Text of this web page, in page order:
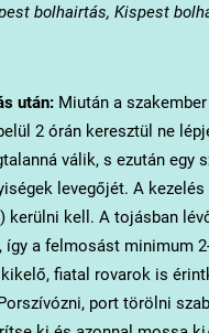
bolhairtás, Kispest
után:Miután a szakember
2 órán keresztül ne
válik, s ezután egy
levegőjét. A
kerülni kell. A tojásban
így a felmosást minimum
fiatal rovarok is
port törölni